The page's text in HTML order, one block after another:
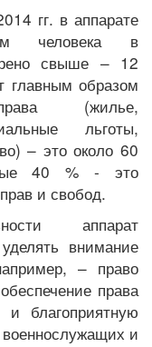
гг. в аппарате
человека в
свыше – 12
образом
права (жилье,
льготы,
– это около 60
40 % - это
и свобод.
аппарат
внимание
– право
права
и благоприятную
и